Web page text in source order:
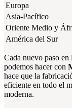
Europa
Asia-Pacífico
Oriente Medio y
América del Sur
Cada nuevo paso en
podemos hacer con
hace que la
eficiente en todo el
moderna.